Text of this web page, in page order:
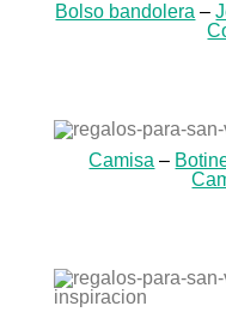
Bolso bandolera –
Camisa –